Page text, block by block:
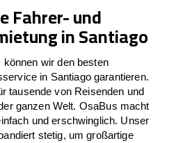
Fahrer- und
in Santiago
können wir den besten
in Santiago garantieren.
tausende von Reisenden und
ganzen Welt. OsaBus macht
und erschwinglich. Unser
stetig, um großartige